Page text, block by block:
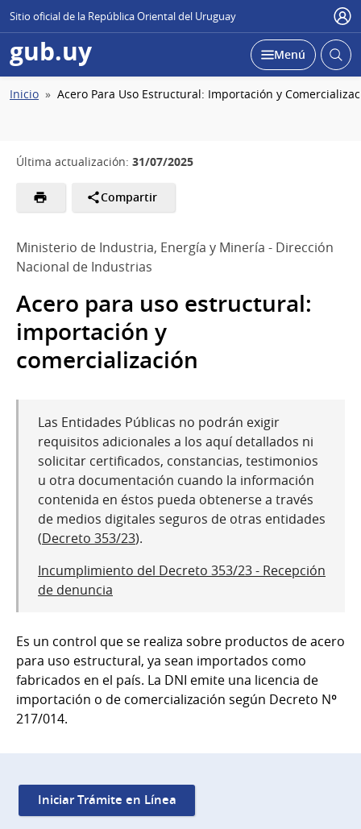
Sitio oficial de la República Oriental del Uruguay
gub.uy Desplegar
Menú Abrir
Ruta
Inicio Acero Para Uso Estructural: Importación y
Última actualización: 31/07/2025
Compartir
Ministerio de Industria, Energía y Minería - Dirección
Nacional de Industrias
Acero para uso estructural:
importación y
comercialización
Las Entidades Públicas no podrán exigir
requisitos adicionales a los aquí detallados ni
solicitar certificados, constancias, testimonios
u otra documentación cuando la información
contenida en éstos pueda obtenerse a través
de medios digitales seguros de otras entidades
(Decreto 353/23).
Incumplimiento del Decreto 353/23 - Recepción
de denuncia
Es un control que se realiza sobre productos de acero
para uso estructural, ya sean importados como
fabricados en el país. La DNI emite una licencia de
importación o de comercialización según Decreto Nº
217/014.
Iniciar Trámite en Línea